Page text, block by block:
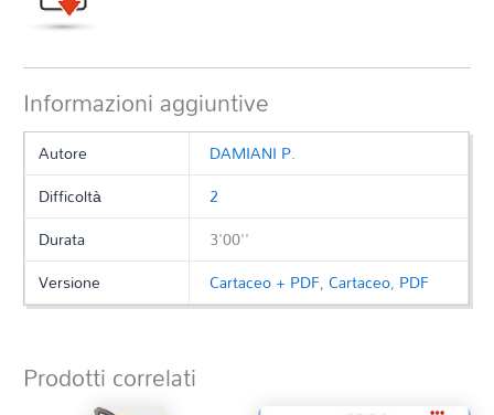
Informazioni aggiuntive
Autore
DAMIANI P.
Difficoltà
2
Durata
3'00''
Versione
Cartaceo + PDF,Cartaceo, PDF
Prodotti correlati